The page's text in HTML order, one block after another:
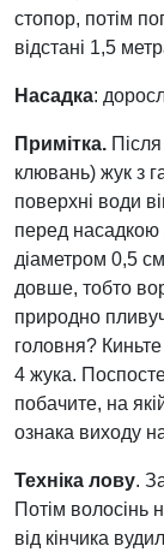
стопор, потім
відстані 1,5
Насадка:
Примітка.
клювань) жук з
поверхні води
перед насадкою
діаметром 0,5
довше, тобто
природно
головня?
4 жука.
побачите, на
ознака виходу
Техніка лову.
Потім волосінь
від кінчика